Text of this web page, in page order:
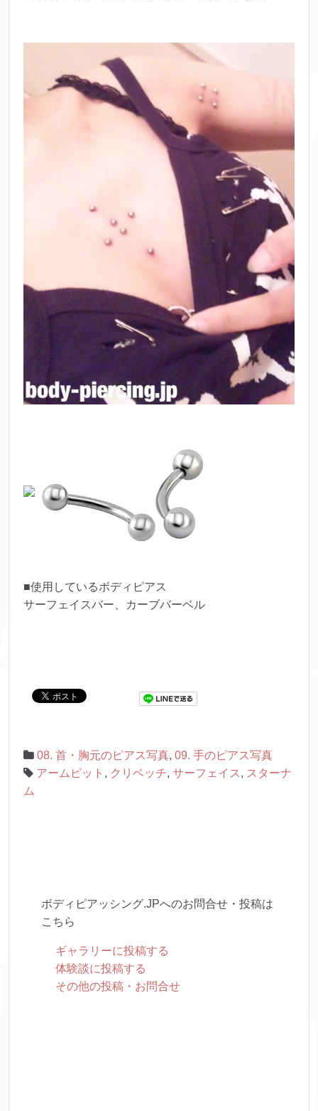
■使用しているボディピアス
サーフェイスバー、カーブバーベル
08. 首・胸元のピアス写真, 09. 手のピアス写真
アームピット , クリベッチ, サーフェイス , スターナ
ム
ボディピアッシング.JPへのお問合せ・投稿は
こちら
ギャラリーに投稿する
体験談に投稿する
その他の投稿・お問合せ